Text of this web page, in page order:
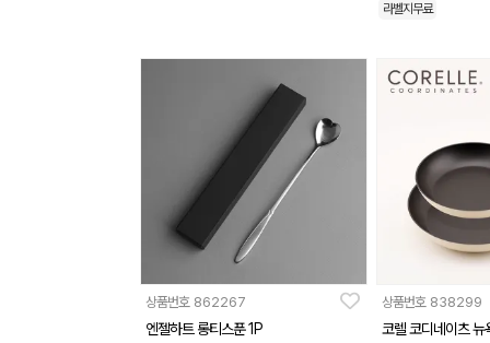
라벨지무료
상품번호 862267
엔젤하트 롱티스푼 1P
상품번호 838299
코렐 코디네이츠